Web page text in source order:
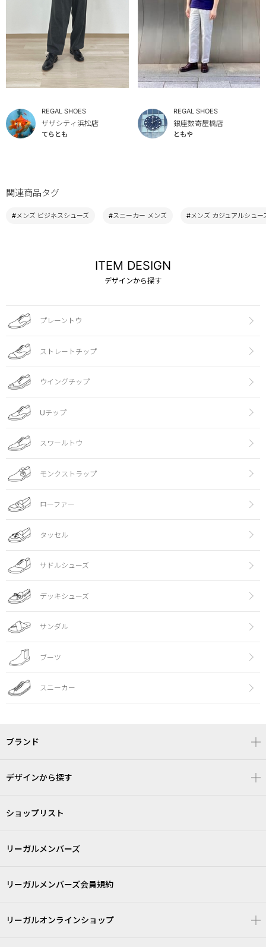
REGAL SHOES
ザザシティ浜松店
てらとも
REGAL SHOES
銀座数寄屋橋店
ともや
関連商品タグ
#メンズ ビジネスシューズ #スニーカー メンズ #メンズ カジュアルシュー
ITEM DESIGN
デザインから探す
プレーントウ
ストレートチップ
ウイングチップ
Uチップ
スワールトウ
モンクストラップ
ローファー
タッセル
サドルシューズ
デッキシューズ
サンダル
ブーツ
スニーカー
ブランド
デザインから探す
ショップリスト
リーガルメンバーズ
リーガルメンバーズ会員規約
リーガルオンラインショップ